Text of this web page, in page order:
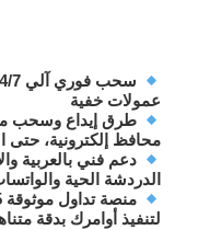
سحب فوري آلي 24/7
عمولات خفية
طرق إيداع وسحب
محافظ إلكترونية، حتى
دعم فني بالعربية
الدردشة الحية
منصة تداول موثوقة MT4/MT5
لتنفيذ أوامرك بدقة